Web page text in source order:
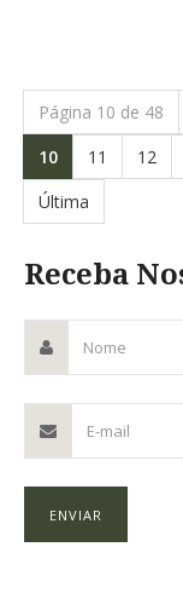
Página 10 de 48
10
11 12
Última
Receba